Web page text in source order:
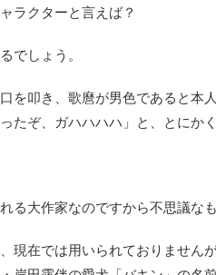
ラクターと言えば？
でしょう。
を叩き、歌麿が男色であると本
たぞ、ガハハハハ」と、とにかく
る大作家なのですから不思議なも
現在では用いられておりません